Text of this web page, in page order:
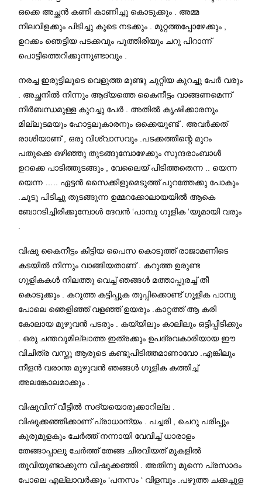
ഒക്കെ അച്ഛൻ കണി കാണിച്ചു കൊടുക്കും . അമ്മ
നിലവിളക്കും പിടിച്ചു കൂടെ നടക്കും . മുറ്റത്തപ്പോഴേക്കും ,
ഉറക്കം ഞെട്ടിയ പടക്കവും പൂത്തിരിയും ചറു പിറാന്ന്
പൊട്ടിത്തെറിക്കുന്നുണ്ടാവും .
നരച്ച ഇരുട്ടിലൂടെ വെളുത്ത മുണ്ടു ചുറ്റിയ കുറച്ചു പേർ വരും
. അച്ഛനിൽ നിന്നും ആദ്യത്തെ കൈനീട്ടം വാങ്ങണമെന്ന്
നിർബന്ധമുള്ള കുറച്ചു പേർ . അതിൽ കൃഷിക്കാരനും
മില്ലുടമയും ഹോട്ടലുകാരനും ഒക്കെയുണ്ട് . അവർക്കത്
രാശിയാണ് , ഒരു വിശ്വാസവും .പടക്കത്തിന്റെ മുറം
പതുക്കെ ഒഴിഞ്ഞു തുടങ്ങുമ്പോഴേക്കും സുന്ദരാംബാൾ
ഉറക്കെ പാടിത്തുടങ്ങും , വേലൈയ് പിടിത്തതെന്ന .. യെന്ന
യെന്ന ….. ഏട്ടൻ സൈക്കിളുമെടുത്ത് പുറത്തേക്കു പോകും
.ചൂടു പിടിച്ചു തുടങ്ങുന്ന ഉമ്മറക്കോലായയിൽ ആകെ
ബോറടിച്ചിരിക്കുമ്പോൾ ദേവൻ ‘പാമ്പു ഗുളിക ‘യുമായി വരും
വിഷു കൈനീട്ടം കിട്ടിയ പൈസ കൊടുത്ത് രാജാമണിടെ
കടയിൽ നിന്നും വാങ്ങിയതാണ് . കറുത്ത ഉരുണ്ട
ഗുളികകൾ നിലത്തു വെച്ച് ഞങ്ങൾ മത്താപ്പുരച്ച് തീ
കൊടുക്കും . കറുത്ത കട്ടിപ്പുക തുപ്പിക്കൊണ്ട് ഗുളിക പാമ്പു
പോലെ ഞെളിഞ്ഞ് വളഞ്ഞ് ഉയരും .കാറ്റത്ത് ആ കരി
കോലായ മുഴുവൻ പടരും . കയ്യിലും കാലിലും ഒട്ടിപ്പിടിക്കും
. ഒരു ചന്തവുമില്ലാത്ത ഇത്രക്കും ഉപദ്രവകാരിയായ ഈ
വിചിത്ര വസ്തു ആരുടെ കണ്ടുപിടിത്തമാണാവോ .എങ്കിലും
നീളൻ വരാന്ത മുഴുവൻ ഞങ്ങൾ ഗുളിക കത്തിച്ച്
അലങ്കോലമാക്കും .
വിഷുവിന് വീട്ടിൽ സദ്യയൊരുക്കാറില്ല .
വിഷുക്കഞ്ഞിക്കാണ് പ്രാധാന്യം . പച്ചരി , ചെറു പരിപ്പും
കുരുമുളകും ചേർത്ത് നന്നായി വേവിച്ച് ധാരാളം
തേങ്ങാപ്പാലു ചേർത്ത് തേങ്ങ ചിരവിയത് മുകളിൽ
തൂവിയുണ്ടാക്കുന്ന വിഷുക്കഞ്ഞി . അതിനു മുന്നെ പ്രസാദം
പോലെ എല്ലാവർക്കും ‘പനസം ‘ വിളമ്പും .പഴുത്ത ചക്കച്ചുള